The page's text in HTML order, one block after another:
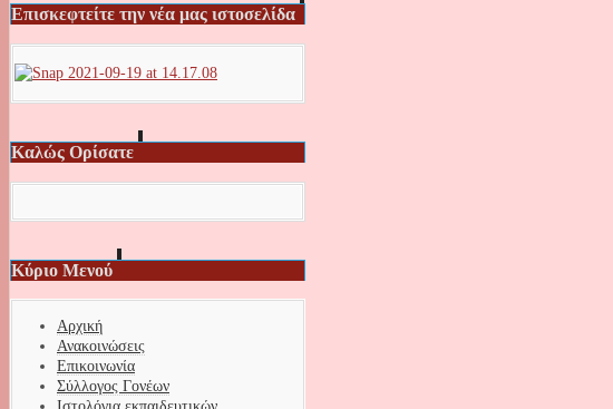
Επισκεφτείτε την νέα μας ιστοσελίδα
Καλώς Ορίσατε
Κύριο Μενού
Αρχική
Ανακοινώσεις
Επικοινωνία
Σύλλογος Γονέων